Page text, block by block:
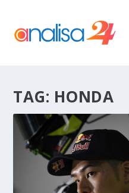
TAG: HONDA